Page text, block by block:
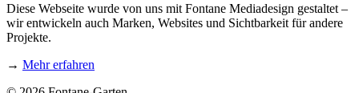
Diese Webseite wurde von uns mit Fontane Mediadesign gestaltet –
wir entwickeln auch Marken, Websites und Sichtbarkeit für andere
Projekte.
→ Mehr erfahren